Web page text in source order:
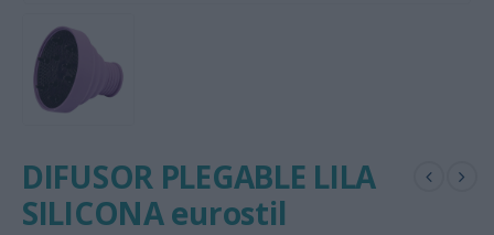
DIFUSOR PLEGABLE LILA
SILICONA eurostil